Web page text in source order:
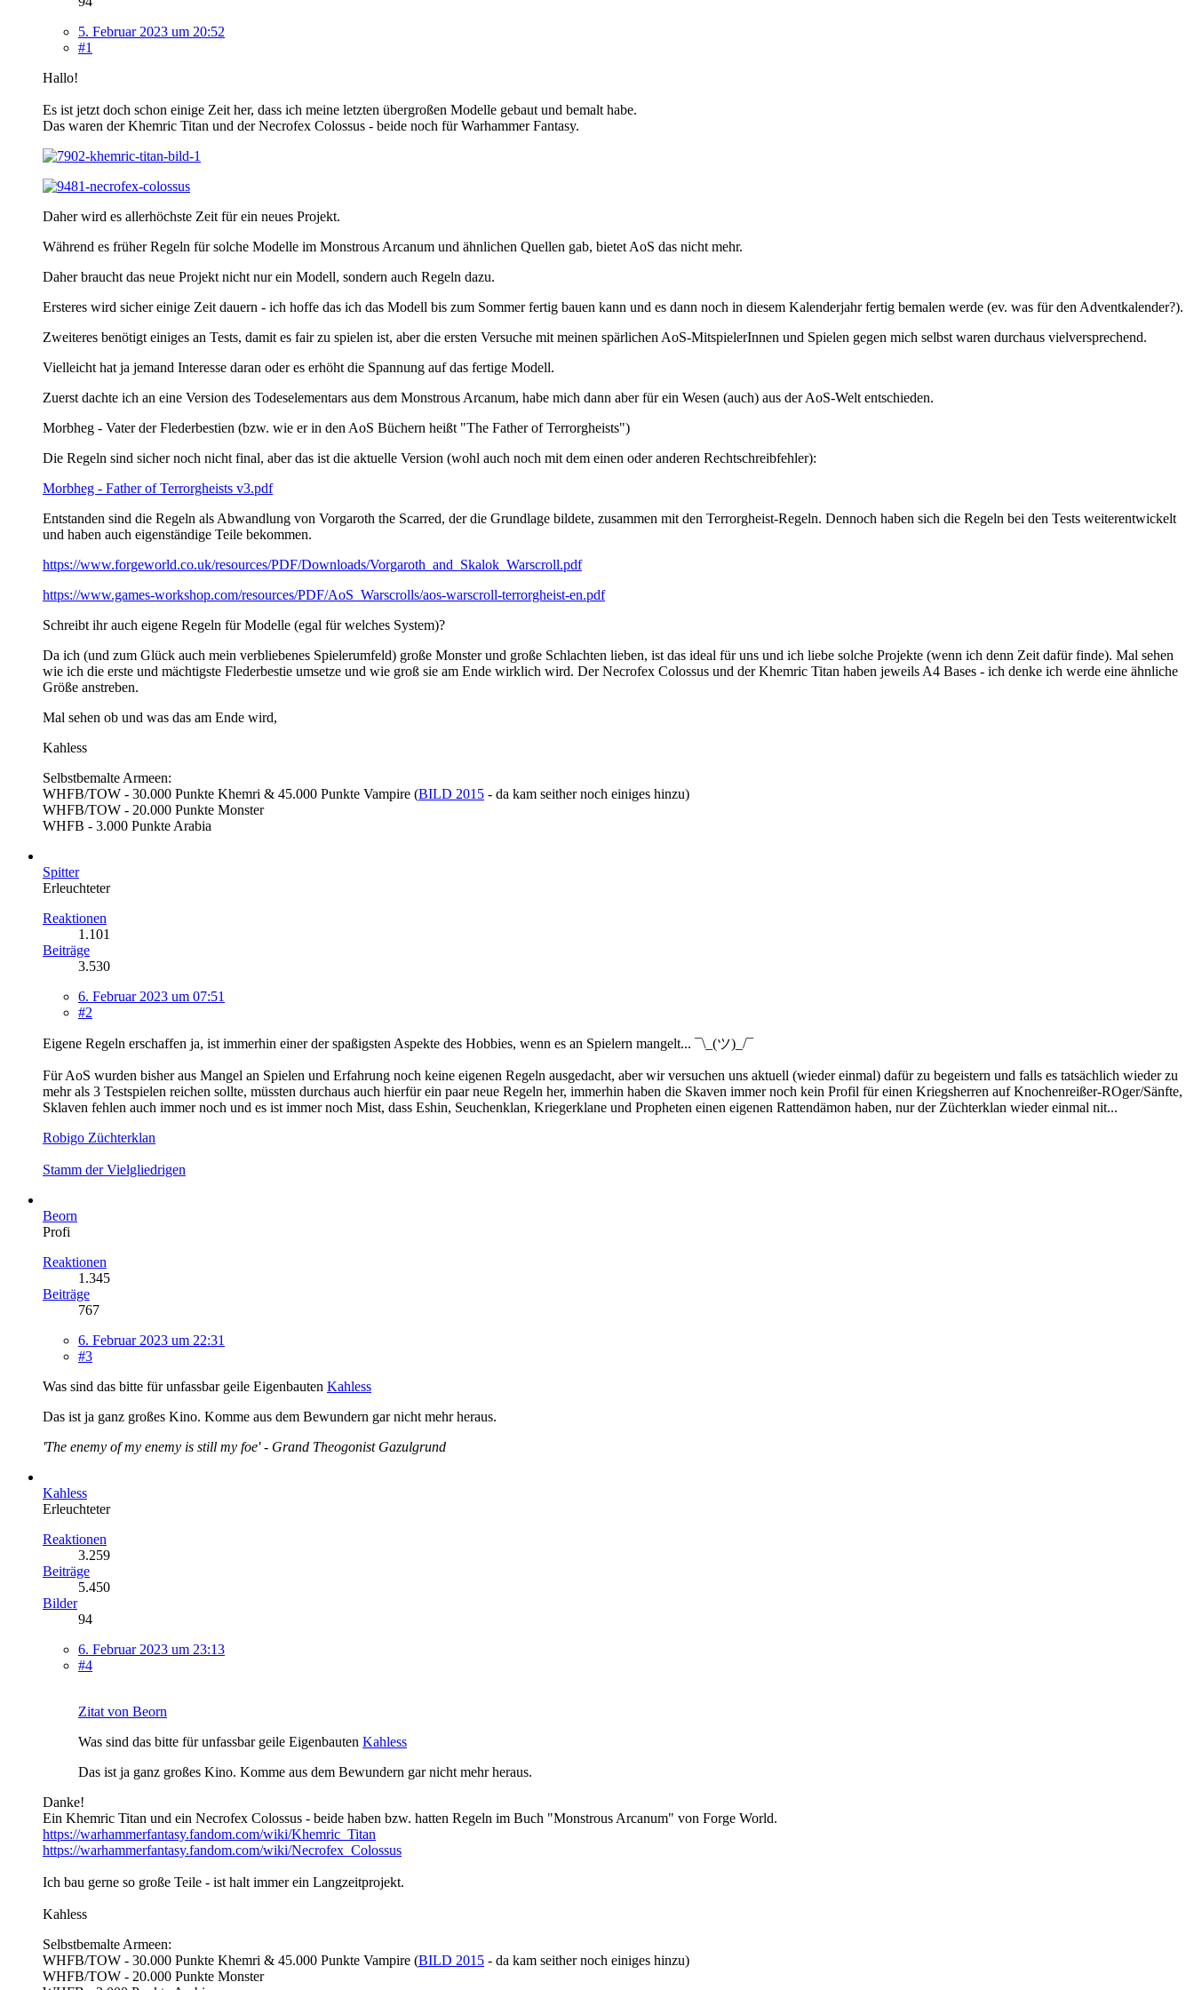
5. Februar 2023 um 20:52
#1
Hallo!
Es ist jetzt doch schon einige Zeit her, dass ich meine letzten übergroßen Modelle gebaut und bemalt habe.
Das waren der Khemric Titan und der Necrofex Colossus - beide noch für Warhammer Fantasy.
Daher wird es allerhöchste Zeit für ein neues Projekt.
Während es früher Regeln für solche Modelle im Monstrous Arcanum und ähnlichen Quellen gab, bietet AoS das nicht mehr.
Daher braucht das neue Projekt nicht nur ein Modell, sondern auch Regeln dazu.
Ersteres wird sicher einige Zeit dauern - ich hoffe das ich das Modell bis zum Sommer fertig bauen kann und es dann noch in diesem Kalenderjahr fertig bemalen werde (ev. was für den Adventkalender?).
Zweiteres benötigt einiges an Tests, damit es fair zu spielen ist, aber die ersten Versuche mit meinen spärlichen AoS-MitspielerInnen und Spielen gegen mich selbst waren durchaus vielversprechend.
Vielleicht hat ja jemand Interesse daran oder es erhöht die Spannung auf das fertige Modell.
Zuerst dachte ich an eine Version des Todeselementars aus dem Monstrous Arcanum, habe mich dann aber für ein Wesen (auch) aus der AoS-Welt entschieden.
Morbheg - Vater der Flederbestien (bzw. wie er in den AoS Büchern heißt "The Father of Terrorgheists")
Die Regeln sind sicher noch nicht final, aber das ist die aktuelle Version (wohl auch noch mit dem einen oder anderen Rechtschreibfehler):
Morbheg - Father of Terrorgheists v3.pdf
Entstanden sind die Regeln als Abwandlung von Vorgaroth the Scarred, der die Grundlage bildete, zusammen mit den Terrorgheist-Regeln. Dennoch haben sich die Regeln bei den Tests weiterentwickelt
und haben auch eigenständige Teile bekommen.
https://www.forgeworld.co.uk/resources/PDF/Downloads/Vorgaroth_and_Skalok_Warscroll.pdf
https://www.games-workshop.com/resources/PDF/AoS_Warscrolls/aos-warscroll-terrorgheist-en.pdf
Schreibt ihr auch eigene Regeln für Modelle (egal für welches System)?
Da ich (und zum Glück auch mein verbliebenes Spielerumfeld) große Monster und große Schlachten lieben, ist das ideal für uns und ich liebe solche Projekte (wenn ich denn Zeit dafür finde). Mal sehen
wie ich die erste und mächtigste Flederbestie umsetze und wie groß sie am Ende wirklich wird. Der Necrofex Colossus und der Khemric Titan haben jeweils A4 Bases - ich denke ich werde eine ähnliche
Größe anstreben.
Mal sehen ob und was das am Ende wird,
Kahless
Selbstbemalte Armeen:
WHFB/TOW - 30.000 Punkte Khemri & 45.000 Punkte Vampire (BILD 2015 - da kam seither noch einiges hinzu)
WHFB/TOW - 20.000 Punkte Monster
WHFB - 3.000 Punkte Arabia
Spitter
Erleuchteter
Reaktionen
1.101
Beiträge
3.530
6. Februar 2023 um 07:51
#2
Eigene Regeln erschaffen ja, ist immerhin einer der spaßigsten Aspekte des Hobbies, wenn es an Spielern mangelt... ¯\_(ツ)_/¯
Für AoS wurden bisher aus Mangel an Spielen und Erfahrung noch keine eigenen Regeln ausgedacht, aber wir versuchen uns aktuell (wieder einmal) dafür zu begeistern und falls es tatsächlich wieder zu
mehr als 3 Testspielen reichen sollte, müssten durchaus auch hierfür ein paar neue Regeln her, immerhin haben die Skaven immer noch kein Profil für einen Kriegsherren auf Knochenreißer-ROger/Sänfte,
Sklaven fehlen auch immer noch und es ist immer noch Mist, dass Eshin, Seuchenklan, Kriegerklane und Propheten einen eigenen Rattendämon haben, nur der Züchterklan wieder einmal nit...
Robigo Züchterklan
Stamm der Vielgliedrigen
Beorn
Profi
Reaktionen
1.345
Beiträge
767
6. Februar 2023 um 22:31
#3
Was sind das bitte für unfassbar geile Eigenbauten Kahless
Das ist ja ganz großes Kino. Komme aus dem Bewundern gar nicht mehr heraus.
'The enemy of my enemy is still my foe' - Grand Theogonist Gazulgrund
Kahless
Erleuchteter
Reaktionen
3.259
Beiträge
5.450
Bilder
94
6. Februar 2023 um 23:13
#4
Zitat von Beorn
Was sind das bitte für unfassbar geile Eigenbauten Kahless
Das ist ja ganz großes Kino. Komme aus dem Bewundern gar nicht mehr heraus.
Danke!
Ein Khemric Titan und ein Necrofex Colossus - beide haben bzw. hatten Regeln im Buch "Monstrous Arcanum" von Forge World.
https://warhammerfantasy.fandom.com/wiki/Khemric_Titan
https://warhammerfantasy.fandom.com/wiki/Necrofex_Colossus
Ich bau gerne so große Teile - ist halt immer ein Langzeitprojekt.
Kahless
Selbstbemalte Armeen:
WHFB/TOW - 30.000 Punkte Khemri & 45.000 Punkte Vampire (BILD 2015 - da kam seither noch einiges hinzu)
WHFB/TOW - 20.000 Punkte Monster